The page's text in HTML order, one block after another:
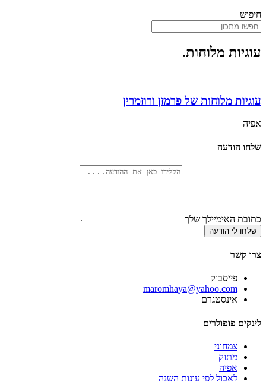
חיפוש
עוגיות מלוחות.
עוגיות מלוחות של פרמזן ורוזמרין
אפיה
שלחו הודעה
כתובת האימיילך שלך
שלחו לי הודעה
צרו קשר
פייסבוק
‫maromhaya@yahoo.com
אינסטגרם
לינקים פופולרים
צמחוני
מתוק
אפיה
לאכול לפי עונות השנה